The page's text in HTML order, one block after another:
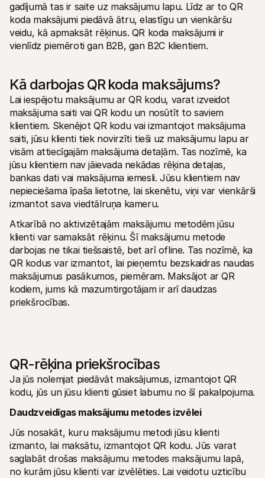
gadījumā tas ir saite uz maksājumu lapu. Līdz ar to QR
koda maksājumi piedāvā ātru, elastīgu un vienkāršu
veidu, kā apmaksāt rēķinus. QR koda maksājumi ir
vienlīdz piemēroti gan B2B, gan B2C klientiem.
Kā darbojas QR koda maksājums?
Lai iespējotu maksājumu ar QR kodu, varat izveidot
maksājuma saiti vai QR kodu un nosūtīt to saviem
klientiem. Skenējot QR kodu vai izmantojot maksājuma
saiti, jūsu klienti tiek novirzīti tieši uz maksājumu lapu ar
visām attiecīgajām maksājuma detaļām. Tas nozīmē, ka
jūsu klientiem nav jāievada nekādas rēķina detaļas,
bankas dati vai maksājuma iemesli. Jūsu klientiem nav
nepieciešama īpaša lietotne, lai skenētu, viņi var vienkārši
izmantot sava viedtālruņa kameru.
Atkarībā no aktivizētajām maksājumu metodēm jūsu
klienti var samaksāt rēķinu. Šī maksājumu metode
darbojas ne tikai tiešsaistē, bet arī ofline. Tas nozīmē, ka
QR kodus var izmantot, lai pieņemtu bezskaidras naudas
maksājumus pasākumos, piemēram. Maksājot ar QR
kodiem, jums kā mazumtirgotājam ir arī daudzas
priekšrocības.
QR-rēķina priekšrocības
Ja jūs nolemjat piedāvāt maksājumus, izmantojot QR
kodu, jūs un jūsu klienti gūsiet labumu no šī pakalpojuma.
Daudzveidīgas maksājumu metodes izvēlei
Jūs nosakāt, kuru maksājumu metodi jūsu klienti
izmanto, lai maksātu, izmantojot QR kodu. Jūs varat
saglabāt drošas maksājumu metodes maksājumu lapā,
no kurām jūsu klienti var izvēlēties. Lai veidotu uzticību